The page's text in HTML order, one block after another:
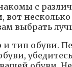
с
вот несколько
выбрать
и тип обуви.